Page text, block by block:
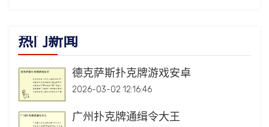
热门新闻
德克萨斯扑克牌游戏安卓
2026-03-02 12:16:46
广州扑克牌通缉令大王